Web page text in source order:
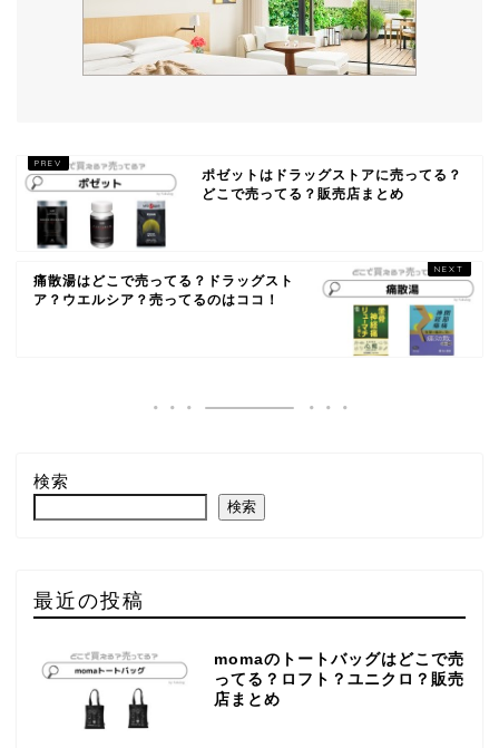
ポゼットはドラッグストアに売ってる？
どこで売ってる？販売店まとめ
痛散湯はどこで売ってる？ドラッグスト
ア？ウエルシア？売ってるのはココ！
検索
検索
最近の投稿
momaのトートバッグはどこで売
ってる？ロフト？ユニクロ？販売
店まとめ